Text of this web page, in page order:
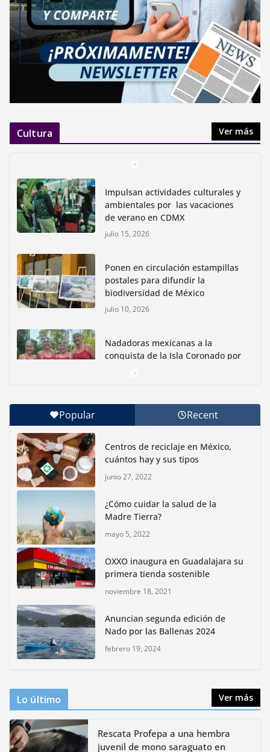
Cultura Ver más
Impulsan actividades culturales y
ambientales por las vacaciones
de verano en CDMX
julio 15, 2026
Ponen en circulación estampillas
postales para difundir la
biodiversidad de México
julio 10, 2026
Nadadoras mexicanas a la
conquista de la Isla Coronado por
Con jornada informativa, Profepa y Humane World
for Animals buscan inhibir tráfico de aves
junio 15, 2026
Inauguran nuevo Embarcadero Cuemanco para
reactivar la zona lacustre de Xochimilco
junio 4, 2026
Rompe CDMX récords Reto Naturalista Urbano 2026 y
lidera la biodiversidad nacional
mayo 18, 2026
bioculturales para promover
huertos urbanos y jardines
polinizadores
Popular Recent
Centros de reciclaje en México,
cuántos hay y sus tipos
junio 27, 2022
¿Cómo cuidar la salud de la
Madre Tierra?
mayo 5, 2022
OXXO inaugura en Guadalajara su
primera tienda sostenible
noviembre 18, 2021
Anuncian segunda edición de
Nado por las Ballenas 2024
febrero 19, 2024
Lo último Ver más
Rescata Profepa a una hembra
juvenil de mono saraguato en